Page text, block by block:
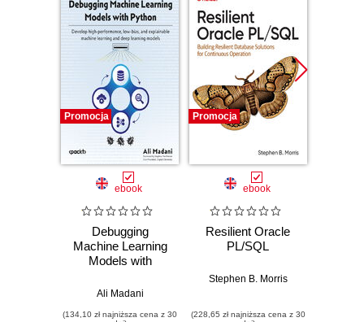
Promocja
ebook
Debugging
Machine Learning
Models with
high-performance,
Ali Madani
(134,10 zł najniższa cena z 30
Promocja
ebook
Resilient Oracle
PL/SQL
Stephen B. Morris
(228,65 zł najniższa cena z 30